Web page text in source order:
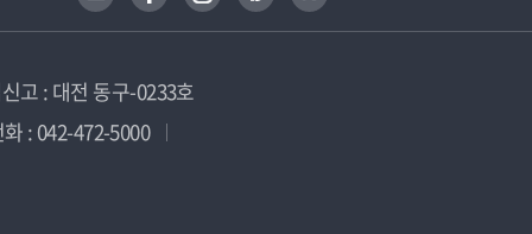
고 : 대전 동구-0233호
: 042-472-5000